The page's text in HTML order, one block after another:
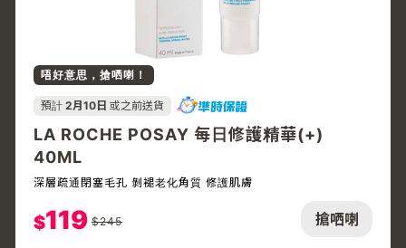
搶哂喇
唔好意思，搶哂喇！
預計 2月10日 或之前送貨
LA ROCHE POSAY 每日修護精華(+)
40ML
深層疏通閉塞毛孔 剝褪老化角質 修護肌膚
$119 $245